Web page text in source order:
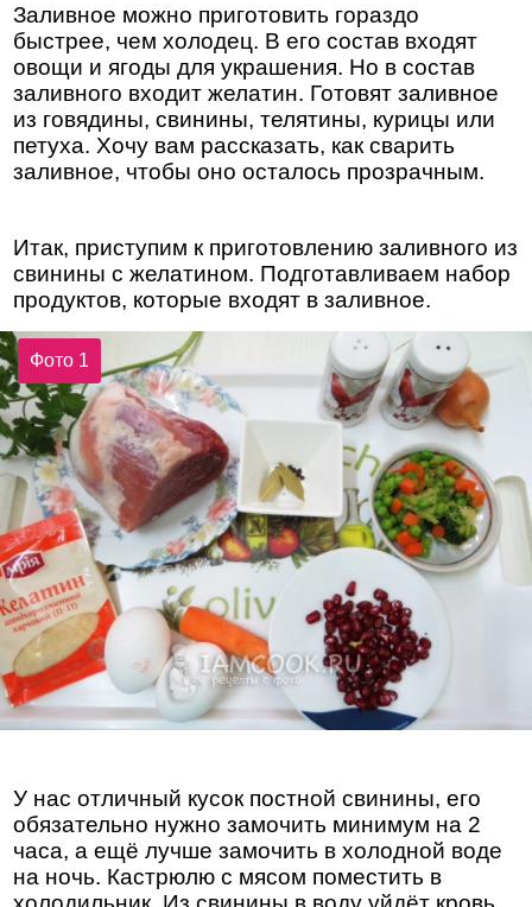
Заливное можно приготовить гораздо
быстрее, чем холодец. В его состав входят
овощи и ягоды для украшения. Но в состав
заливного входит желатин. Готовят заливное
из говядины, свинины, телятины, курицы или
петуха. Хочу вам рассказать, как сварить
заливное, чтобы оно осталось прозрачным.
Итак, приступим к приготовлению заливного из
свинины с желатином. Подготавливаем набор
продуктов, которые входят в заливное.
Фото 1
У нас отличный кусок постной свинины, его
обязательно нужно замочить минимум на 2
часа, а ещё лучше замочить в холодной воде
на ночь. Кастрюлю с мясом поместить в